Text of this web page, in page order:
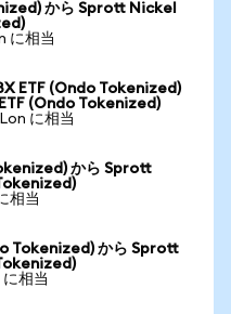
から Sprott Nickel
に相当
ETF (Ondo Tokenized)
(Ondo Tokenized)
に相当
から Sprott
相当
Tokenized) から Sprott
相当